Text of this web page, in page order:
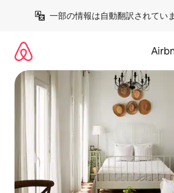
一部の情報は自動翻訳されていま